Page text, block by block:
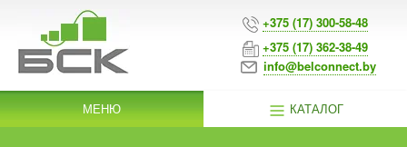
+375 (17) 300-58-48
+375 (17) 362-38-49
info@belconnect.by
МЕНЮ КАТАЛОГ